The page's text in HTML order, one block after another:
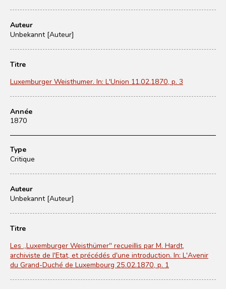
Auteur
Unbekannt [Auteur]
Titre
Luxemburger Weisthumer. In: L'Union 11.02.1870, p. 3
Année
1870
Type
Critique
Auteur
Unbekannt [Auteur]
Titre
Les „Luxemburger Weisthümer" recueillis par M. Hardt,
archiviste de l'Etat, et précédés d'une introduction. In: L'Avenir
du Grand-Duché de Luxembourg 25.02.1870, p. 1